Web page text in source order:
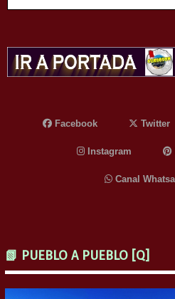
Facebook Twitter
Instagram
Canal
📗 PUEBLO A PUEBLO [Q]